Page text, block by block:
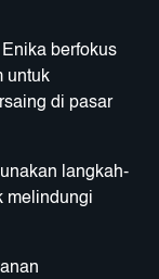
Enika berfokus
untuk
di pasar
langkah-
melindungi